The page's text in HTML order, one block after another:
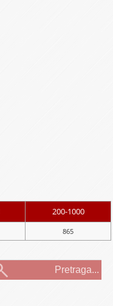
200-1000
865